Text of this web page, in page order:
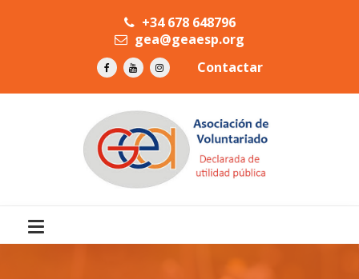
+34 678 648796
gea@geaesp.org
Contactar